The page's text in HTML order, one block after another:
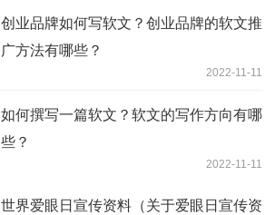
创业品牌如何写软文？创业品牌的软文推
广方法有哪些？
2022-11-11
如何撰写一篇软文？软文的写作方向有哪
些？
2022-11-11
世界爱眼日宣传资料（关于爱眼日宣传资